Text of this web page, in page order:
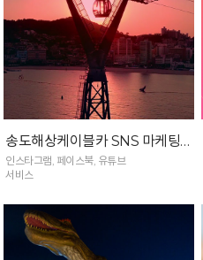
송도해상케이블카 SNS 마케팅 운영 대행
인스타그램, 페이스북, 유튜브
서비스